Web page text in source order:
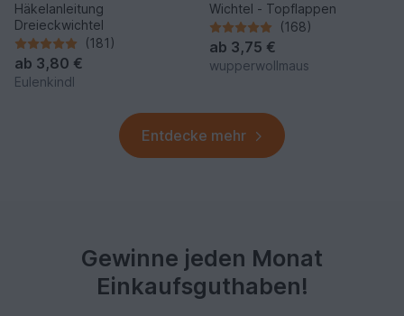
Häkelanleitung
Dreieckwichtel
(181)
ab 3,80 €
Eulenkindl
Wichtel - Topflappen
(168)
ab 3,75 €
wupperwollmaus
Entdecke mehr
Gewinne jeden Monat
Einkaufsguthaben!